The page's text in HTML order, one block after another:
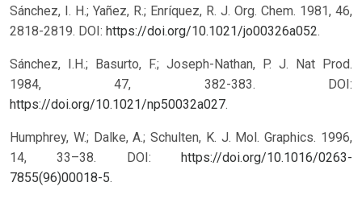
Sánchez, I. H.; Yañez, R.; Enríquez, R. J. Org. Chem. 1981, 46,
2818-2819. DOI: https://doi.org/10.1021/jo00326a052.
Sánchez, I.H.; Basurto, F.; Joseph-Nathan, P. J. Nat Prod.
1984, 47, 382-383. DOI:
https://doi.org/10.1021/np50032a027.
Humphrey, W.; Dalke, A.; Schulten, K. J. Mol. Graphics. 1996,
14, 33–38. DOI:
https://doi.org/10.1016/0263-
7855(96)00018-5.